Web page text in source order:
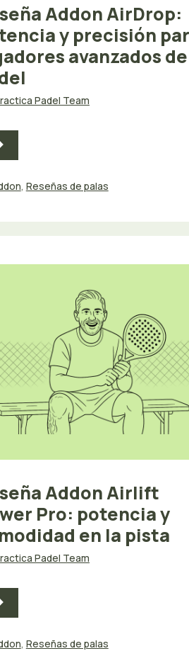
Addon AirDrop:
y precisión
avanzados de
Padel Team
, Reseñas de palas
Addon Airlift
Pro: potencia y
en la pista
Padel Team
, Reseñas de palas